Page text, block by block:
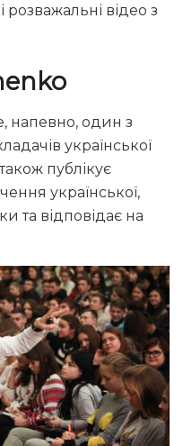
розважальні відео з
напевно, один з
української
публікує
української,
та відповідає на